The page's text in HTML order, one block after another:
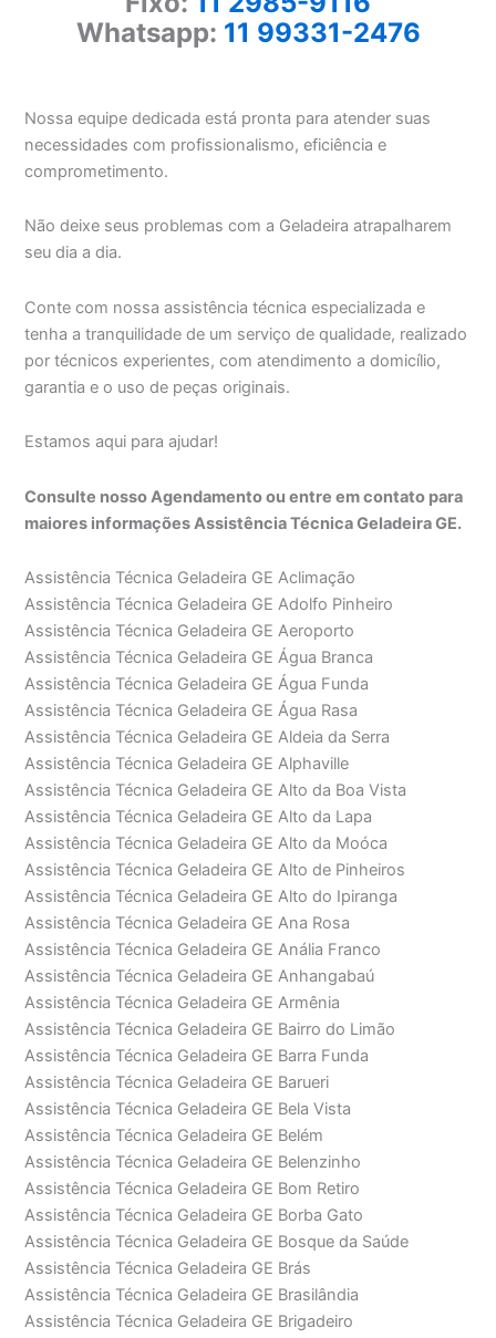
Whatsapp: 11 99331-2476
Nossa equipe dedicada está pronta para atender suas
necessidades com profissionalismo, eficiência e
comprometimento.
Não deixe seus problemas com a Geladeira atrapalharem
seu dia a dia.
Conte com nossa assistência técnica especializada e
tenha a tranquilidade de um serviço de qualidade, realizado
por técnicos experientes, com atendimento a domicílio,
garantia e o uso de peças originais.
Estamos aqui para ajudar!
Consulte nosso Agendamento ou entre em contato para
maiores informações Assistência Técnica Geladeira GE.
Assistência Técnica Geladeira GE Aclimação
Assistência Técnica Geladeira GE Adolfo Pinheiro
Assistência Técnica Geladeira GE Aeroporto
Assistência Técnica Geladeira GE Água Branca
Assistência Técnica Geladeira GE Água Funda
Assistência Técnica Geladeira GE Água Rasa
Assistência Técnica Geladeira GE Aldeia da Serra
Assistência Técnica Geladeira GE Alphaville
Assistência Técnica Geladeira GE Alto da Boa Vista
Assistência Técnica Geladeira GE Alto da Lapa
Assistência Técnica Geladeira GE Alto da Moóca
Assistência Técnica Geladeira GE Alto de Pinheiros
Assistência Técnica Geladeira GE Alto do Ipiranga
Assistência Técnica Geladeira GE Ana Rosa
Assistência Técnica Geladeira GE Anália Franco
Assistência Técnica Geladeira GE Anhangabaú
Assistência Técnica Geladeira GE Armênia
Assistência Técnica Geladeira GE Bairro do Limão
Assistência Técnica Geladeira GE Barra Funda
Assistência Técnica Geladeira GE Barueri
Assistência Técnica Geladeira GE Bela Vista
Assistência Técnica Geladeira GE Belém
Assistência Técnica Geladeira GE Belenzinho
Assistência Técnica Geladeira GE Bom Retiro
Assistência Técnica Geladeira GE Borba Gato
Assistência Técnica Geladeira GE Bosque da Saúde
Assistência Técnica Geladeira GE Brás
Assistência Técnica Geladeira GE Brasilândia
Assistência Técnica Geladeira GE Brigadeiro